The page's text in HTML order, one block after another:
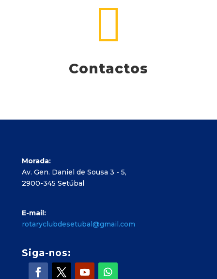

Contactos
Morada:
Av. Gen. Daniel de Sousa 3 - 5,
2900-345 Setúbal
E-mail:
rotaryclubdesetubal@gmail.com
Siga-nos: